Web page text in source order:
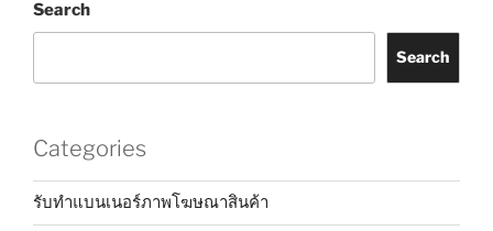
Search
Search
Categories
รับทำแบนเนอร์ภาพโฆษณาสินค้า